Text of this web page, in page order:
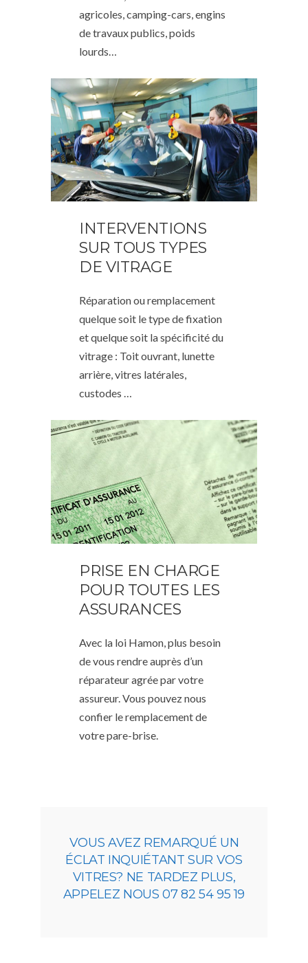
agricoles, camping-cars, engins
de travaux publics, poids
lourds…
INTERVENTIONS
SUR TOUS TYPES
DE VITRAGE
Réparation ou remplacement
quelque soit le type de fixation
et quelque soit la spécificité du
vitrage : Toit ouvrant, lunette
arrière, vitres latérales,
custodes …
PRISE EN CHARGE
POUR TOUTES LES
ASSURANCES
Avec la loi Hamon, plus besoin
de vous rendre auprès d’un
réparateur agrée par votre
assureur. Vous pouvez nous
confier le remplacement de
votre pare-brise.
VOUS AVEZ REMARQUÉ UN
ÉCLAT INQUIÉTANT SUR VOS
VITRES? NE TARDEZ PLUS,
APPELEZ NOUS 07 82 54 95 19